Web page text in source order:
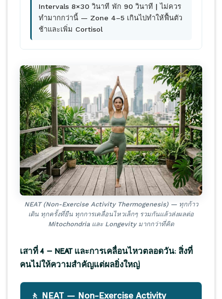
Intervals 8×30 วินาที พัก 90 วินาที | ไม่ควร
ทำมากกว่านี้ — Zone 4–5 เกินไปทำให้ฟื้นตัว
ช้าและเพิ่ม Cortisol
NEAT (Non-Exercise Activity Thermogenesis) — ทุกก้าว
เดิน ทุกครั้งที่ยืน ทุกการเคลื่อนไหวเล็กๆ รวมกันแล้วส่งผลต่อ
Mitochondria และ Longevity มากกว่าที่คิด
เสาที่ 4 — NEAT และการเคลื่อนไหวตลอดวัน: สิ่งที่
คนไม่ให้ความสำคัญแต่ผลยิ่งใหญ่
🚶 NEAT — Non-Exercise Activity